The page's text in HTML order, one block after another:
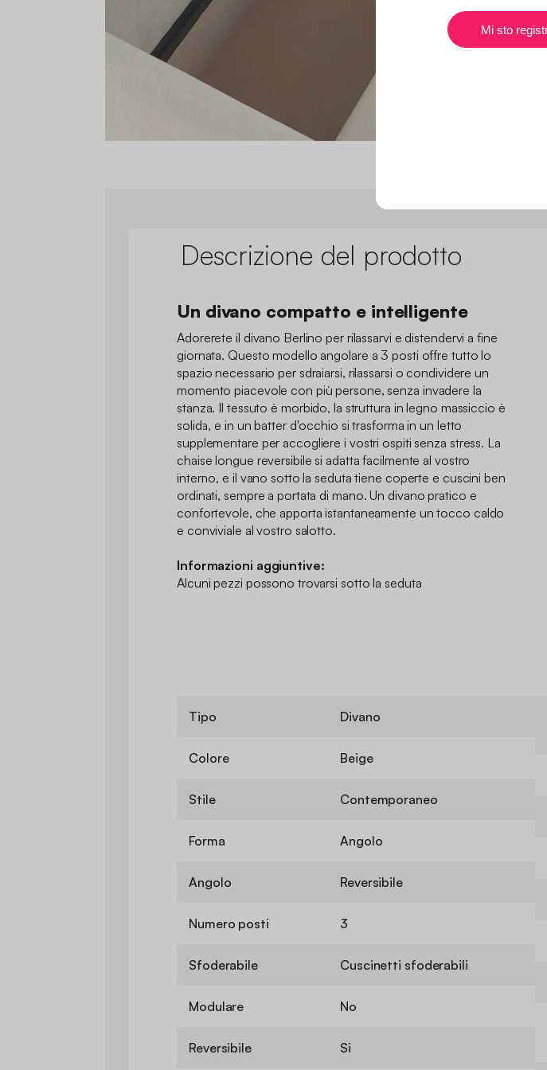
Descrizione del prodotto
Un divano compatto e intelligente
Adorerete il divano Berlino per rilassarvi e distendervi a fine
giornata. Questo modello angolare a 3 posti offre tutto lo
spazio necessario per sdraiarsi, rilassarsi o condividere un
momento piacevole con più persone, senza invadere la
stanza. Il tessuto è morbido, la struttura in legno massiccio è
solida, e in un batter d'occhio si trasforma in un letto
supplementare per accogliere i vostri ospiti senza stress. La
chaise longue reversibile si adatta facilmente al vostro
interno, e il vano sotto la seduta tiene coperte e cuscini ben
ordinati, sempre a portata di mano. Un divano pratico e
confortevole, che apporta istantaneamente un tocco caldo
e conviviale al vostro salotto.
Informazioni aggiuntive:
Alcuni pezzi possono trovarsi sotto la seduta
Tipo Divano
Colore Beige
Stile Contemporaneo
Forma Angolo
Angolo Reversibile
Numero posti 3
Sfoderabile Cuscinetti sfoderabili
Modulare No
Reversibile Si